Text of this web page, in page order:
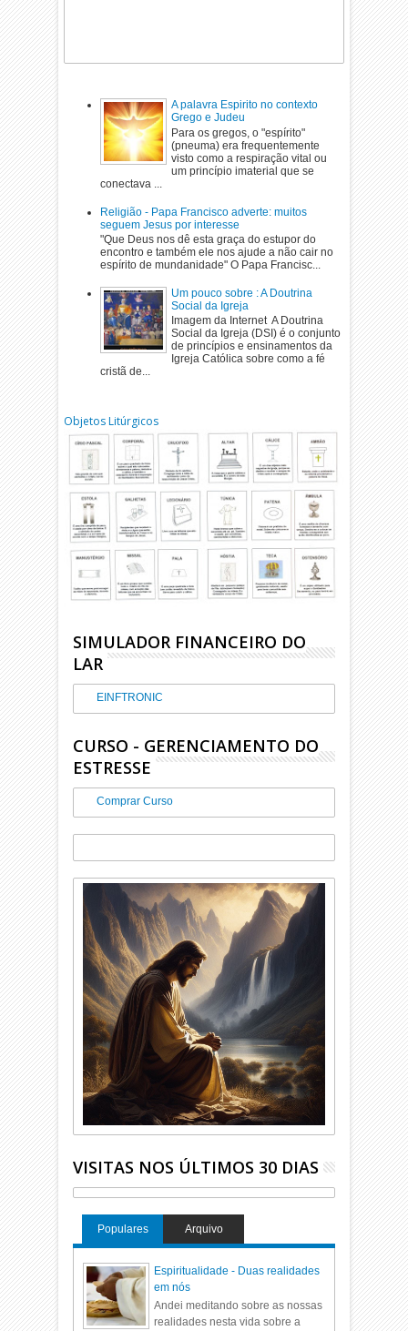
A palavra Espirito no contexto
Grego e Judeu
Para os gregos, o "espírito"
(pneuma) era frequentemente
visto como a respiração vital ou
um princípio imaterial que se
conectava ...
Religião - Papa Francisco adverte: muitos
seguem Jesus por interesse
"Que Deus nos dê esta graça do estupor do
encontro e também ele nos ajude a não cair no
espírito de mundanidade" O Papa Francisc...
Um pouco sobre : A Doutrina
Social da Igreja
Imagem da Internet A Doutrina
Social da Igreja (DSI) é o conjunto
de princípios e ensinamentos da
Igreja Católica sobre como a fé
cristã de...
Objetos Litúrgicos
SIMULADOR FINANCEIRO DO
LAR
EINFTRONIC
CURSO - GERENCIAMENTO DO
ESTRESSE
Comprar Curso
VISITAS NOS ÚLTIMOS 30 DIAS
Populares Arquivo
Espiritualidade - Duas realidades
em nós
Andei meditando sobre as nossas
realidades nesta vida sobre a